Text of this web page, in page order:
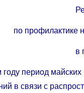
по профилактике
в
году период
в связи с